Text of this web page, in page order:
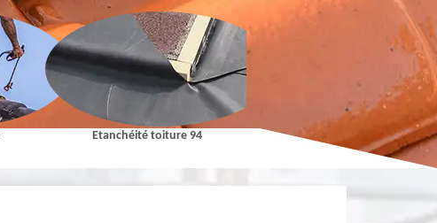
Etanchéité toiture 94 Pose et Nettoyage de gouttières